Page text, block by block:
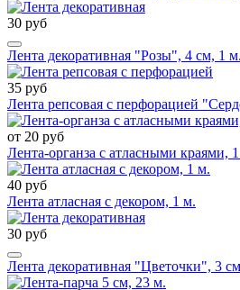
30 руб
Лента декоративная "Розы", 4 см, 1 м.
35 руб
Лента репсовая с перфорацией
от 20 руб
Лента-органза с атласными краями,
40 руб
Лента атласная с декором, 1 м.
30 руб
Лента декоративная "Цветочки", 3